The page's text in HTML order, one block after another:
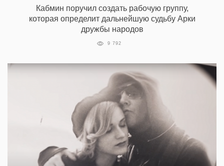
Кабмин поручил создать рабочую группу,
которая определит дальнейшую судьбу Арки
дружбы народов
9 792